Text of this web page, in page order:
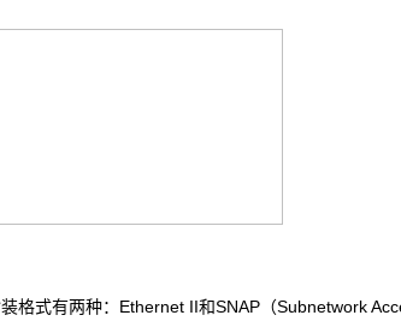
格式有两种：Ethernet II和SNAP（Subnetwork